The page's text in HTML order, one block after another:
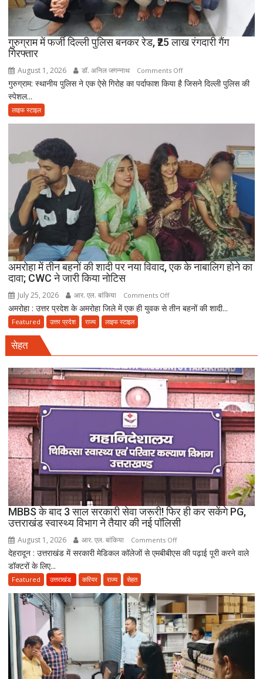
अकेले
विदा
हो
वृद्धाश्रम
गुरुग्राम में फर्जी दिल्ली पुलिस बनकर रेड, ₹25 लाख रंगदारी गैंग
गिरफ्तार
August 1, 2026 डॉ. अनिल जगन्नाथ Comments Offon
गुरुग्राम
रेड,
₹25
लाख
रंगदारी
गैंग
गिरफ्तार
गुरुग्राम: स्थानीय पुलिस ने एक ऐसे गिरोह का पर्दाफाश किया है जिसने दिल्ली पुलिस की
स्पेशल...
लाइफ स्टाइल
अमरोहा में तीन बहनों की शादी पर नया विवाद, एक के नाबालिग होने का
दावा; CWC ने जारी किया नोटिस
July 25, 2026 आर. एल. बांकिया Comments Offon
अमरोहा
शादी
पर
नया
विवाद,
के
नाबालिग
का
दावा;
CWC
ने
जारी
किया
नोटिस
अमरोहा : उत्तर प्रदेश के अमरोहा जिले में एक ही युवक से तीन बहनों की शादी...
Featured उत्तर प्रदेश राज्य लाइफ स्टाइल
सेहत
MBBS के बाद 3 साल सरकारी सेवा जरूरी! फिर ही कर सकेंगे PG,
उत्तराखंड स्वास्थ्य विभाग ने तैयार की नई पॉलिसी
August 1, 2026 आर. एल. बांकिया Comments Offon
MBBS
साल
सरकारी
सेवा
जरूरी!
फिर
ही
देहरादून : उत्तराखंड में सरकारी मेडिकल कॉलेजों से एमबीबीएस की पढ़ाई पूरी करने वाले
डॉक्टरों के लिए...
Featured उत्तराखंड करियर राज्य सेहत